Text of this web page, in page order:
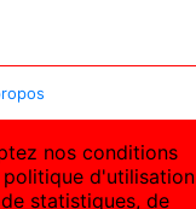
nos conditions
d'utilisation
statistiques, de